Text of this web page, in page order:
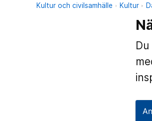
Kultur och civilsamhälle Kultur